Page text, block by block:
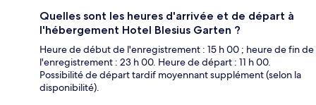
Quelles sont les heures d'arrivée et de départ à
l'hébergement Hotel Blesius Garten ?
Heure de début de l'enregistrement : 15 h 00 ; heure de fin de
l'enregistrement : 23 h 00. Heure de départ : 11 h 00.
Possibilité de départ tardif moyennant supplément (selon la
disponibilité).